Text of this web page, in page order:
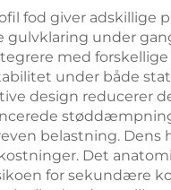
fod giver adskillige
gulvklaring under
med
under både
design reducerer
belastning. Dens
Det
for sekundære